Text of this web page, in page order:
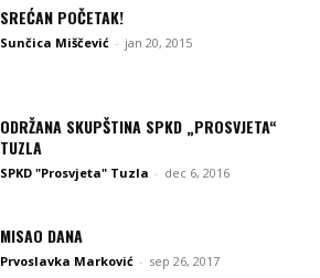
SREĆAN POČETAK!
Sunčica Miščević - jan 20, 2015
ODRŽANA SKUPŠTINA SPKD „PROSVJETA“
TUZLA
SPKD "Prosvjeta" Tuzla - dec 6, 2016
MISAO DANA
Prvoslavka Marković - sep 26, 2017